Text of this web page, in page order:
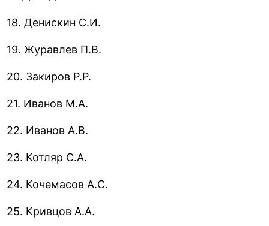
18. Денискин С.И.
19. Журавлев П.В.
20. Закиров P.P.
21. Иванов М.А.
22. Иванов А.В.
23. Котляр С.А.
24. Кочемасов А.С.
25. Кривцов А.А.